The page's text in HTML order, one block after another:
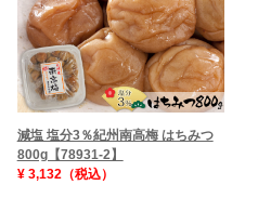
減塩 塩分3％紀州南高梅 はちみつ
800g【78931-2】
¥ 3,132（税込）